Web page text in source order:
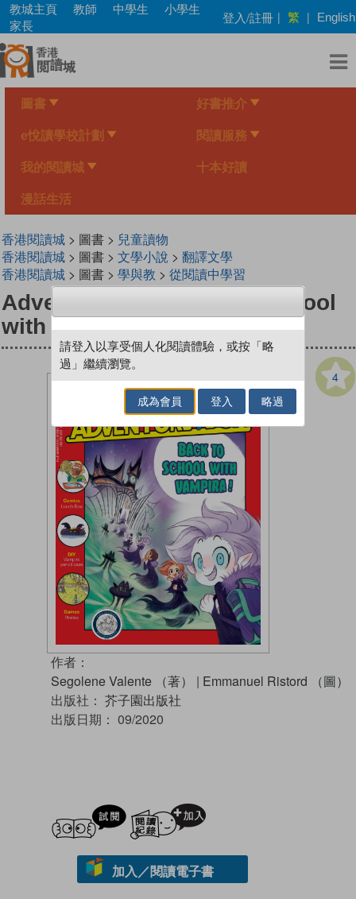
Skip
main
content
教城主頁 教師 中學生
小學生
家長
登入/註冊 | 繁 | English
圖書 好書推介
e悅讀學校計劃 閱讀服務
我的閱讀城 十本好讀
漫話生活
香港閱讀城> 圖書 > 兒童讀物
香港閱讀城> 圖書 > 文學小說 > 翻譯文學
香港閱讀城> 圖書 > 學與教 > 從閱讀中學習
AdventureBox : Back to School
with Vampira!
4
作者：
Segolene Valente （著）
| Emmanuel Ristord （圖）
出版社： 芥子園出版社
出版日期： 09/2020
試閲
加入／閱讀電子書
請登入以享受個人化閱讀體驗，或按「略
過」繼續瀏覽。
成為會員 登入 略過